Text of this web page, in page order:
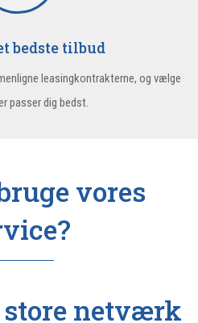
bedste tilbud
leasingkontrakterne, og vælge
passer dig bedst.
vores
store netværk